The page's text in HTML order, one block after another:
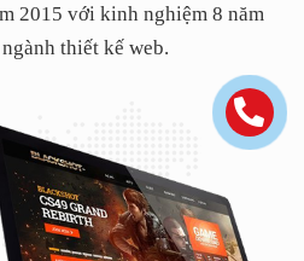
2015 với kinh nghiệm 8 năm
thiết kế web.